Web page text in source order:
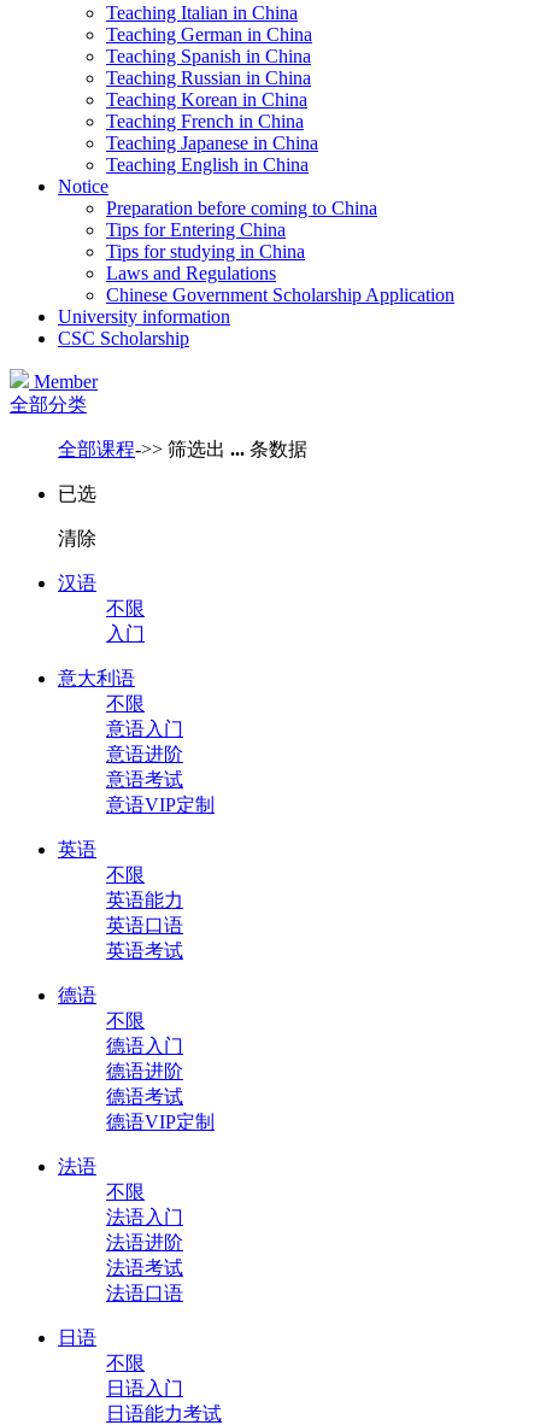
Teaching Italian in China
Teaching German in China
Teaching Spanish in China
Teaching Russian in China
Teaching Korean in China
Teaching French in China
Teaching Japanese in China
Teaching English in China
Notice
Preparation before coming to China
Tips for Entering China
Tips for studying in China
Laws and Regulations
Chinese Government Scholarship Application
University information
CSC Scholarship
Member
全部分类
全部课程->> 筛选出 ... 条数据
已选
清除
汉语
不限
入门
意大利语
不限
意语入门
意语进阶
意语考试
意语VIP定制
英语
不限
英语能力
英语口语
英语考试
德语
不限
德语入门
德语进阶
德语考试
德语VIP定制
法语
不限
法语入门
法语进阶
法语考试
法语口语
日语
不限
日语入门
日语能力考试